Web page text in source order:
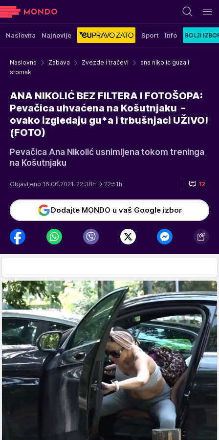
Naslovna Najnovije Sport Info
Naslovna Zabava Zvezde i tračevi
ana nikolic guza i
stomak
ANA NIKOLIĆ BEZ FILTERA I FOTOŠOPA:
Pevačica uhvaćena na Košutnjaku -
ovako izgledaju gu*a i trbušnjaci UŽIVO!
(FOTO)
Pevačica Ana Nikolić usnimljena tokom treninga
na Košutnjaku
Objavljeno 16.06.2021. 22:38h → 22:51h 12
Dodajte MONDO u vaš Google izbor